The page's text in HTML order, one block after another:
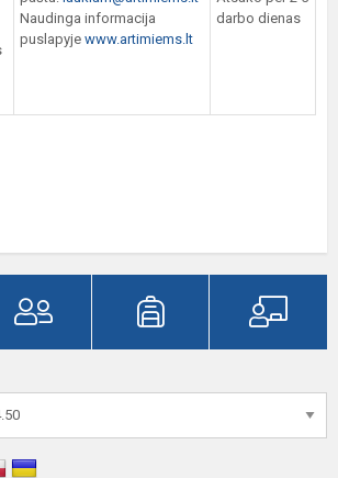
Naudinga informacija
puslapyje www.artimiems.lt
darbo dienas